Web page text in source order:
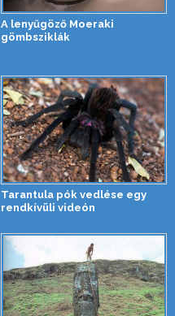
A lenyűgöző Moeraki
gömbsziklák
Tarantula pók vedlése egy
rendkívüli videón